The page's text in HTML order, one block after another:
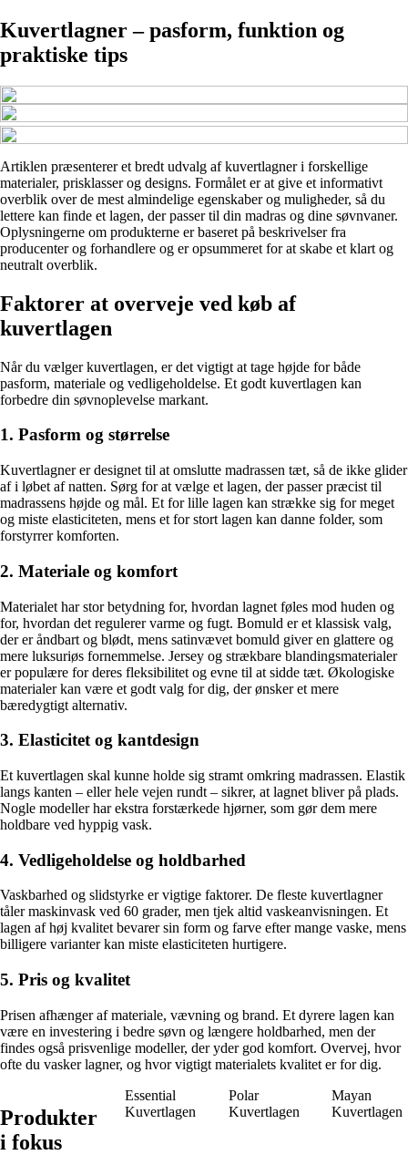
Kuvertlagner – pasform, funktion og
praktiske tips
Artiklen præsenterer et bredt udvalg af kuvertlagner i forskellige
materialer, prisklasser og designs. Formålet er at give et informativt
overblik over de mest almindelige egenskaber og muligheder, så du
lettere kan finde et lagen, der passer til din madras og dine søvnvaner.
Oplysningerne om produkterne er baseret på beskrivelser fra
producenter og forhandlere og er opsummeret for at skabe et klart og
neutralt overblik.
Faktorer at overveje ved køb af
kuvertlagen
Når du vælger kuvertlagen, er det vigtigt at tage højde for både
pasform, materiale og vedligeholdelse. Et godt kuvertlagen kan
forbedre din søvnoplevelse markant.
1. Pasform og størrelse
Kuvertlagner er designet til at omslutte madrassen tæt, så de ikke glider
af i løbet af natten. Sørg for at vælge et lagen, der passer præcist til
madrassens højde og mål. Et for lille lagen kan strække sig for meget
og miste elasticiteten, mens et for stort lagen kan danne folder, som
forstyrrer komforten.
2. Materiale og komfort
Materialet har stor betydning for, hvordan lagnet føles mod huden og
for, hvordan det regulerer varme og fugt. Bomuld er et klassisk valg,
der er åndbart og blødt, mens satinvævet bomuld giver en glattere og
mere luksuriøs fornemmelse. Jersey og strækbare blandingsmaterialer
er populære for deres fleksibilitet og evne til at sidde tæt. Økologiske
materialer kan være et godt valg for dig, der ønsker et mere
bæredygtigt alternativ.
3. Elasticitet og kantdesign
Et kuvertlagen skal kunne holde sig stramt omkring madrassen. Elastik
langs kanten – eller hele vejen rundt – sikrer, at lagnet bliver på plads.
Nogle modeller har ekstra forstærkede hjørner, som gør dem mere
holdbare ved hyppig vask.
4. Vedligeholdelse og holdbarhed
Vaskbarhed og slidstyrke er vigtige faktorer. De fleste kuvertlagner
tåler maskinvask ved 60 grader, men tjek altid vaskeanvisningen. Et
lagen af høj kvalitet bevarer sin form og farve efter mange vaske, mens
billigere varianter kan miste elasticiteten hurtigere.
5. Pris og kvalitet
Prisen afhænger af materiale, vævning og brand. Et dyrere lagen kan
være en investering i bedre søvn og længere holdbarhed, men der
findes også prisvenlige modeller, der yder god komfort. Overvej, hvor
ofte du vasker lagner, og hvor vigtigt materialets kvalitet er for dig.
Produkter
i fokus
Essential
Kuvertlagen
Polar
Kuvertlagen
Mayan
Kuvertlagen